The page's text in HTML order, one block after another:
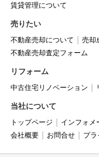
賃貸管理について
売りたい
不動産売却について 売却
不動産売却査定フォーム
リフォーム
中古住宅リノベーション
当社について
トップページ インフォメ
会社概要
お問合せ プラ